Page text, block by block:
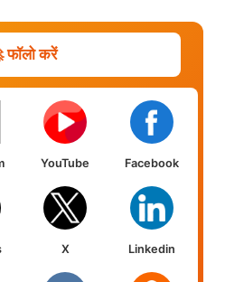
फॉलो करें
YouTube Facebook
X Linkedin